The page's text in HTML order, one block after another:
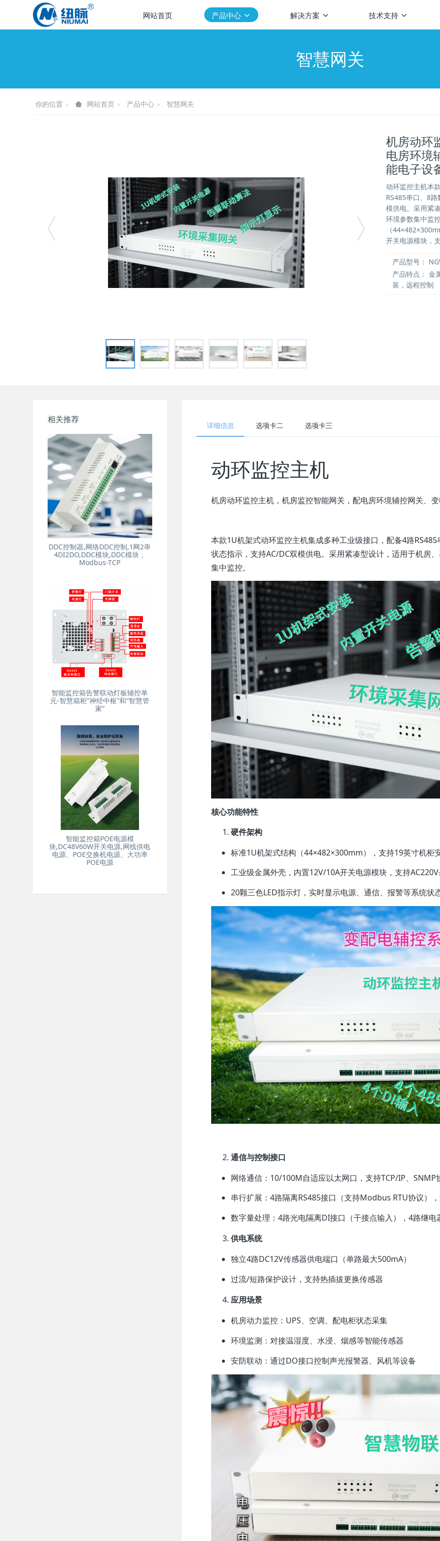
网站首页 产品中心 解决方案 技术支持
智慧网关
你的位置 网站首页 产品中心 智慧网关
机房动环
电房环境
能电子设
动环监控主机本
RS485串口、8
模供电。采用紧
环境参数集中监
（
开关电源模块，
产品型号：
产品特点： 金
装，远程控制
详细信息 选项卡二 选项卡三
动环监控主机
机房动环监控主机，机房监控智能网关，配电房环境辅控网关、
本款1U机架式动环监控主机集成多种工业级接口，配备4路
状态指示，支持AC/DC双模供电。采用紧凑型设计，适用于机房
集中监控。
核心功能特性
硬件架构
标准1U机架式结构（44×482×300mm），支持19英寸机柜
工业级金属外壳，内置12V/10A开关电源模块，支持
20颗三色LED指示灯，实时显示电源、通信、报警等系统状
通信与控制接口
网络通信：10/100M自适应以太网口，支持TCP/IP、SNMP
串行扩展：4路隔离RS485接口（支持Modbus RTU协议）
数字量处理：4路光电隔离DI接口（干接点输入），4路继
供电系统
独立4路DC12V传感器供电端口（单路最大500mA）
过流/短路保护设计，支持热插拔更换传感器
应用场景
机房动力监控：UPS、空调、配电柜状态采集
环境监测：对接温湿度、水浸、烟感等智能传感器
安防联动：通过DO接口控制声光报警器、风机等设备
相关推荐
DDC控制器,网络DDC控制,1网2串
4DI2DO,DDC模块,DDC模块，
Modbus-TCP
智能监控箱告警联动灯板辅控单
元-智慧箱柜”神经中枢”和“智慧管
家”
智能监控箱POE电源模
块,DC48V60W开关电源,网线供电
电源、POE交换机电源、大功率
POE电源